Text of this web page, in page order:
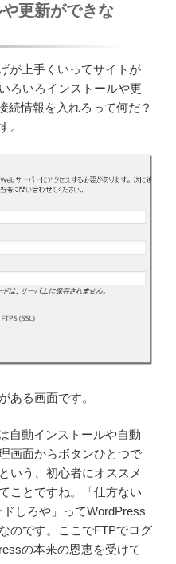
更新ができな
が上手くいってサイトが
ろいろインストールや更
続情報を入れろって何だ？
。
ある画面です。
自動インストールや自動
画面からボタンひとつで
いう、初心者にオススメ
ことですね。「仕方ない
しろや」ってWordPress
のです。ここでFTPでログ
の本来の恩恵を受けて